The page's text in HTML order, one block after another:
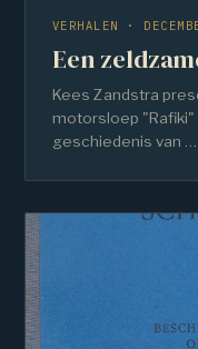
VERHALEN ·
Een
Kees Zandstra
motorsloep "Rafiki"
geschiedenis van …